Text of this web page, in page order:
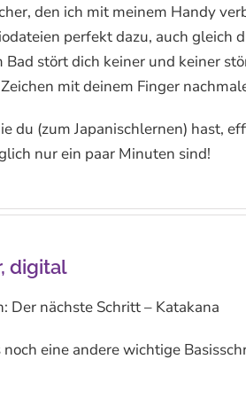
den ich mit meinem Handy
perfekt dazu, auch gleich
stört dich keiner und keiner
mit deinem Finger
du (zum Japanischlernen) hast,
nur ein paar Minuten sind!
digital
Der nächste Schritt – Katakana
eine andere wichtige